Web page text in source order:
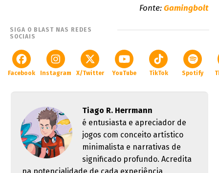
Fonte:Gamingbolt
SIGA O BLAST NAS REDES
SOCIAIS
Facebook Instagram X/Twitter YouTube TikTok Spotify
Tiago R. Herrmann
é entusiasta e apreciador de
jogos com conceito artístico
minimalista e narrativas de
significado profundo. Acredita